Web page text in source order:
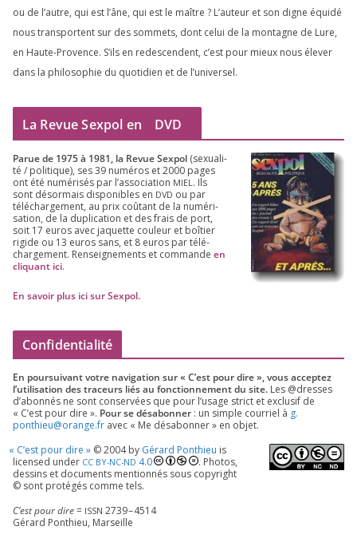
ou de l’autre, qui est l’âne, qui est le maître ? L’auteur et son digne équi­dé
nous trans­portent sur des som­mets, dont celui de la mon­tagne de Lure,
en Haute-Provence. S’ils en redes­cendent, c’est pour mieux nous éle­ver
dans la phi­lo­so­phie du quo­ti­dien et de l’universel.
La Revue Sexpol en DVD
Parue de 1975à 1981, la Revue Sex­pol (sexua­li­
té /​ poli­tique), ses39 numé­ros et2000 pages
ont été numé­ri­sés par l’as­so­cia­tion MIEL . Ils
sont désor­mais dis­po­nibles en DVD ou par
télé­char­ge­ment, au prix coû­tant de la numé­ri­
sa­tion, de la dupli­ca­tion et des frais de port,
soit 17 euros avec jaquette cou­leur et boî­tier
rigide ou 13 euros sans, et 8 euros par télé­
char­ge­ment. Ren­sei­gne­ments et com­mande en
cli­quant ici.
En savoir plus ici sur Sexpol.
Confidentialité
En pour­sui­vant votre navi­ga­tion sur « C’est pour dire », vous accep­tez
l’utilisation des tra­ceurs liés au fonc­tion­ne­ment du site. Les @dresses
d’a­bon­nés ne sont conser­vées que pour l’u­sage strict et exclu­sif de
« C’est pour dire ». Pour se désa­bon­ner : un simple cour­riel à g.​
ponthieu@​orange.​fr avec « Me désa­bon­ner » en objet.
« C’est pour dire » ©2004by Gérard Ponthieu is
licen­sed under CC BY-NC-ND 4.0
. Photos,
des­sins et docu­ments men­tion­nés sous copy­right
© sont pro­té­gés comme tels.
C’est pour dire= ISSN 2739–4514
Gérard Ponthieu, Marseille